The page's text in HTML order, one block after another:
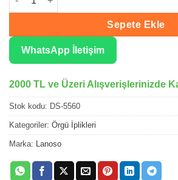
Sepete Ekle
WhatsApp İletişim
2000 TL ve Üzeri Alışverişlerinizde
Stok kodu: DS-5560
Kategoriler: Örgü İplikleri
Marka: Lanoso